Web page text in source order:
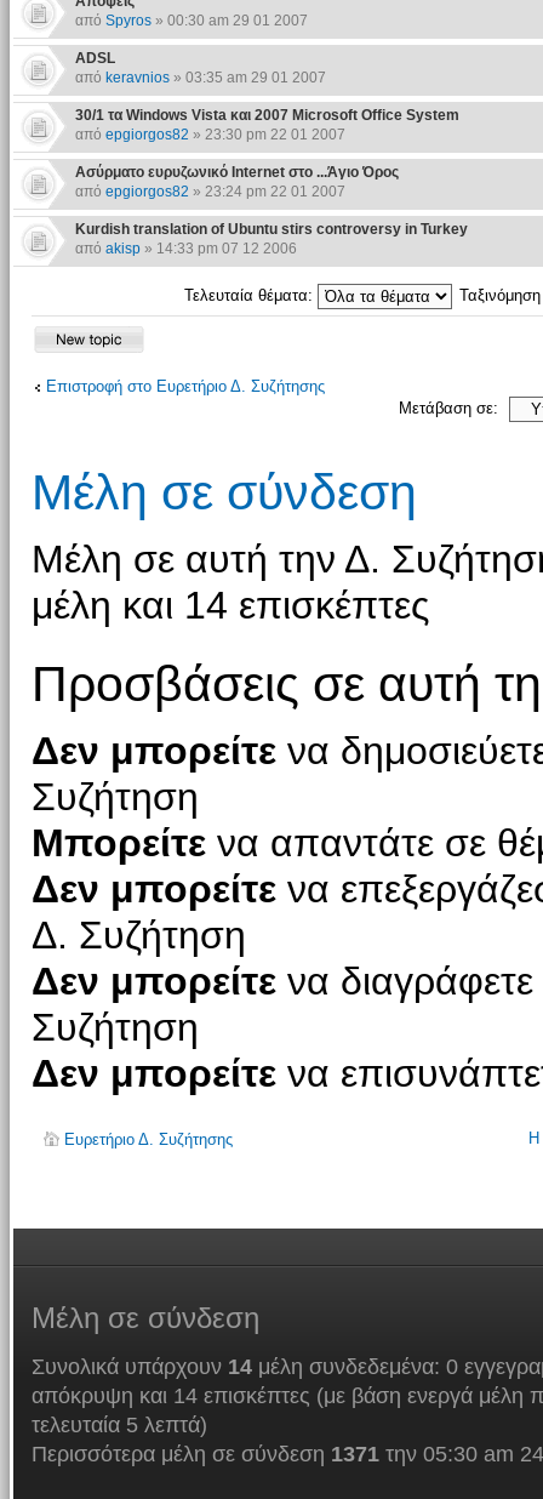
από Spyros» 00:30 am 29 01 2007
ADSL
από keravnios» 03:35 am 29 01 2007
30/1 τα Windows Vista και 2007 Microsoft Office System
από epgiorgos82 » 23:30 pm 22 01 2007
Ασύρματο ευρυζωνικό Internet στο ...Άγιο Όρος
από epgiorgos82 » 23:24 pm 22 01 2007
Kurdish translation of Ubuntu stirs controversy in Turkey
από akisp» 14:33 pm 07 12 2006
Τελευταία θέματα:
Επιστροφή στο Ευρετήριο Δ. Συζήτησης
Μετάβαση σε:
Μέλη σε σύνδεση
Μέλη σε αυτή την Δ.
μέλη και 14 επισκέπτες
Προσβάσεις σε αυτή
Δεν μπορείτενα
Συζήτηση
Μπορείτενα απαντάτε σε
Δεν μπορείτενα
Δ. Συζήτηση
Δεν μπορείτενα διαγράφετε
Συζήτηση
Δεν μπορείτενα
Ευρετήριο Δ. Συζήτησης Η
Μέλη σε σύνδεση
Συνολικά υπάρχουν 14μέλη συνδεδεμένα: 0
απόκρυψη και 14 επισκέπτες (με βάση ενεργά μέλη
τελευταία 5 λεπτά)
Περισσότερα μέλη σε σύνδεση 1371την 05:30 am